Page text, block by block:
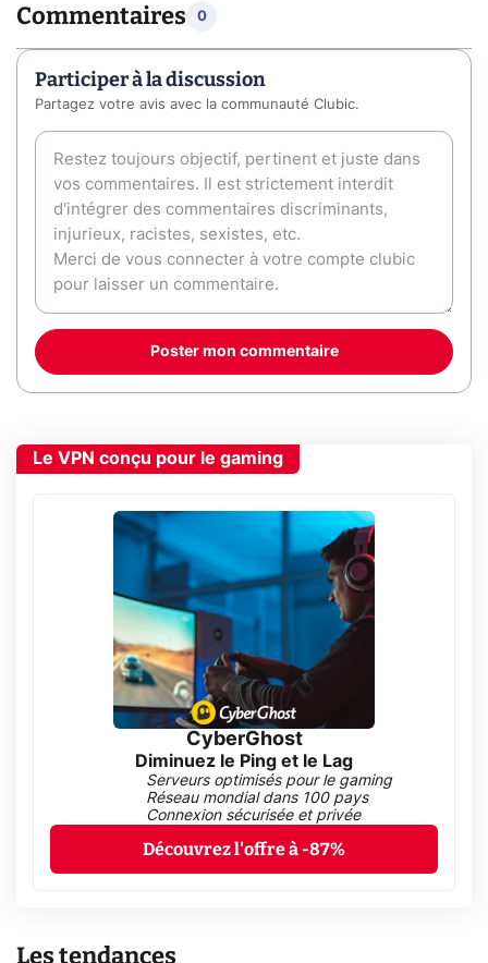
Commentaires 0
Participer à la discussion
Partagez votre avis avec la communauté Clubic.
Poster mon commentaire
Le VPN conçu pour le gaming
CyberGhost
Diminuez le Ping et le Lag
Serveurs optimisés pour le gaming
Réseau mondial dans 100 pays
Connexion sécurisée et privée
Découvrez l'offre à -87%
Les tendances